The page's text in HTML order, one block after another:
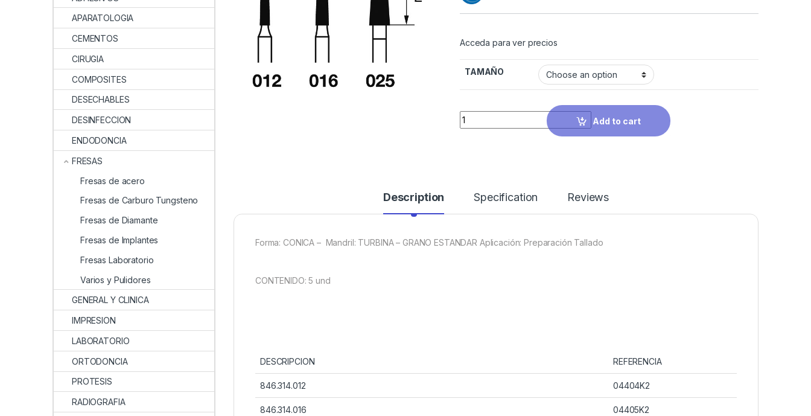
Acceda para ver precios
TAMAÑO
Quantity
Add to cart
Description Specification Reviews
Forma: CONICA – Mandril: TURBINA – GRANO ESTANDAR Aplicación: Preparación Tallado
CONTENIDO: 5 und
DESCRIPCION REFERENCIA
846.314.012 04404K2
846.314.016 04405K2
APARATOLOGIA
CEMENTOS
CIRUGIA
COMPOSITES
DESECHABLES
DESINFECCION
ENDODONCIA
FRESAS
Fresas de acero
Fresas de Carburo Tungsteno
Fresas de Diamante
Fresas de Implantes
Fresas Laboratorio
Varios y Pulidores
GENERAL Y CLINICA
IMPRESION
LABORATORIO
ORTODONCIA
PROTESIS
RADIOGRAFIA